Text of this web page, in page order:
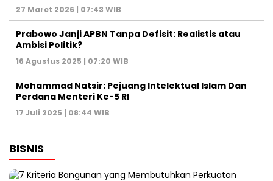
27 Maret 2026 | 07:43 WIB
Prabowo Janji APBN Tanpa Defisit: Realistis atau
Ambisi Politik?
16 Agustus 2025 | 07:20 WIB
Mohammad Natsir: Pejuang Intelektual Islam Dan
Perdana Menteri Ke-5 RI
17 Juli 2025 | 08:44 WIB
BISNIS